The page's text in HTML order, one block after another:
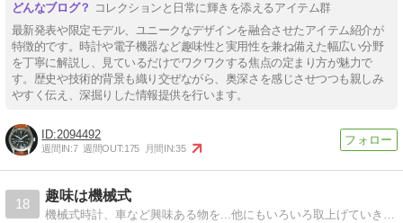
コレクションと日常に輝きを添えるアイテム群
最新発表や限定モデル、ユニークなデザインを融合させたアイテム紹介が
特徴的です。時計や電子機器など趣味性と実用性を兼ね備えた幅広い分野
を丁寧に解説し、見ているだけでワクワクする焦点の定まり方が魅力で
す。歴史や技術的背景も織り交ぜながら、奥深さを感じさせつつも親しみ
やすく伝え、深掘りした情報提供を行います。
2094492
週間IN:7 週間OUT:175 月間IN:35
18
趣味は機械式
機械式時計、車など興味ある物を...他にもいろいろ取上げていきます